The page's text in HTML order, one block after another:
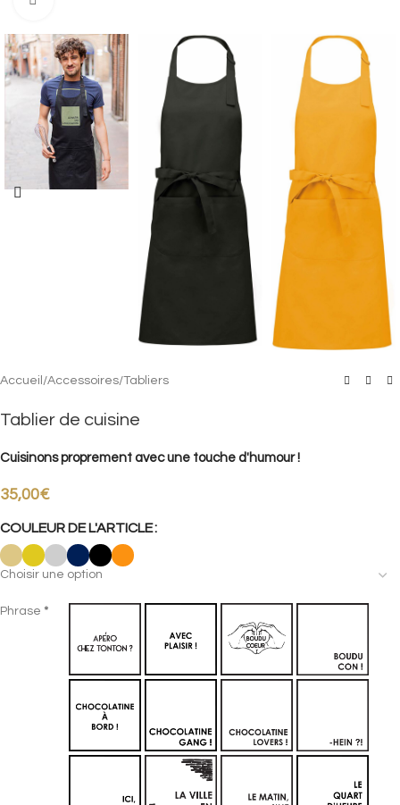
Accueil /Accessoires/Tabliers
Tablier de cuisine
Cuisinons proprement avec une touche d'humour !
35,00€
COULEUR DE L'ARTICLE
Section
Phrase *